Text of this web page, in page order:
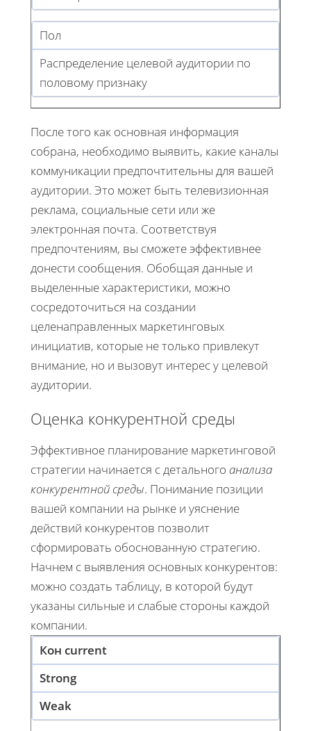
Пол
Распределение целевой аудитории по
половому признаку
После того как основная информация
собрана, необходимо выявить, какие каналы
коммуникации предпочтительны для вашей
аудитории. Это может быть телевизионная
реклама, социальные сети или же
электронная почта. Соответствуя
предпочтениям, вы сможете эффективнее
донести сообщения. Обобщая данные и
выделенные характеристики, можно
сосредоточиться на создании
целенаправленных маркетинговых
инициатив, которые не только привлекут
внимание, но и вызовут интерес у целевой
аудитории.
Оценка конкурентной среды
Эффективное планирование маркетинговой
стратегии начинается с детального анализа
конкурентной среды. Понимание позиции
вашей компании на рынке и уяснение
действий конкурентов позволит
сформировать обоснованную стратегию.
Начнем с выявления основных конкурентов:
можно создать таблицу, в которой будут
указаны сильные и слабые стороны каждой
компании.
Кон current
Strong
Weak